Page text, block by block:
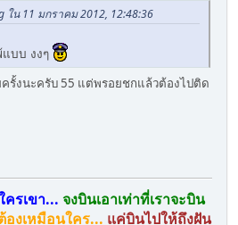
ใน 11 มกราคม 2012, 12:48:36
บบ งงๆ
รั้งนะครับ 55 แต่พรอยชกแล้วต้องไปติด
รเขา... จงบินเอาเท่าที่เราจะบิน
งเหมือนใคร... แค่บินไปให้ถึงฝัน